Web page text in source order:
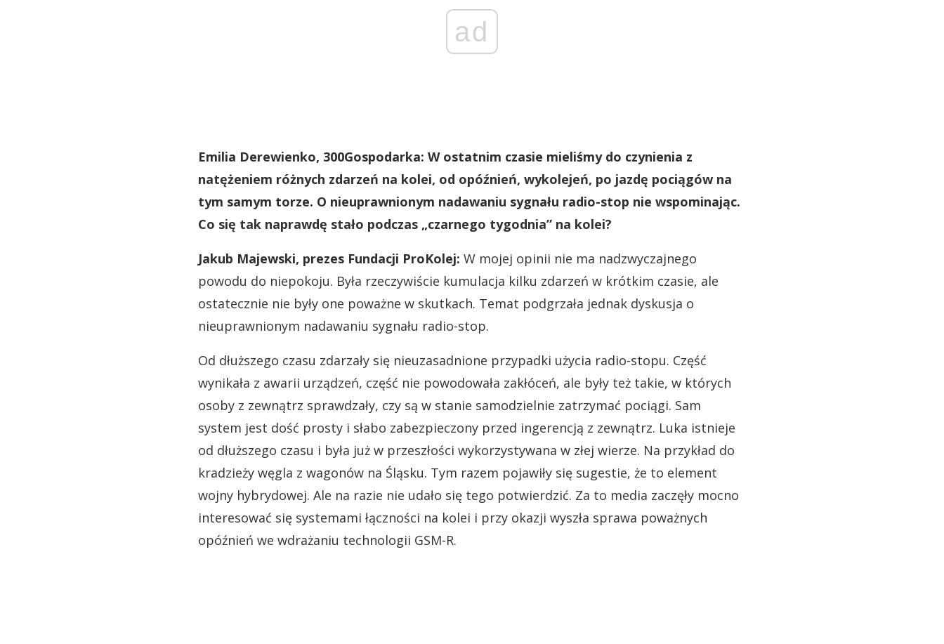
ad
Emilia Derewienko, 300Gospodarka: W ostatnim czasie mieliśmy do czynienia z
natężeniem różnych zdarzeń na kolei, od opóźnień, wykolejeń, po jazdę pociągów na
tym samym torze. O nieuprawnionym nadawaniu sygnału radio-stop nie wspominając.
Co się tak naprawdę stało podczas „czarnego tygodnia” na kolei?
Jakub Majewski, prezes Fundacji ProKolej: W mojej opinii nie ma nadzwyczajnego
powodu do niepokoju. Była rzeczywiście kumulacja kilku zdarzeń w krótkim czasie, ale
ostatecznie nie były one poważne w skutkach. Temat podgrzała jednak dyskusja o
nieuprawnionym nadawaniu sygnału radio-stop.
Od dłuższego czasu zdarzały się nieuzasadnione przypadki użycia radio-stopu. Część
wynikała z awarii urządzeń, część nie powodowała zakłóceń, ale były też takie, w których
osoby z zewnątrz sprawdzały, czy są w stanie samodzielnie zatrzymać pociągi. Sam
system jest dość prosty i słabo zabezpieczony przed ingerencją z zewnątrz. Luka istnieje
od dłuższego czasu i była już w przeszłości wykorzystywana w złej wierze. Na przykład do
kradzieży węgla z wagonów na Śląsku. Tym razem pojawiły się sugestie, że to element
wojny hybrydowej. Ale na razie nie udało się tego potwierdzić. Za to media zaczęły mocno
interesować się systemami łączności na kolei i przy okazji wyszła sprawa poważnych
opóźnień we wdrażaniu technologii GSM-R.